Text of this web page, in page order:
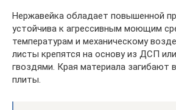
Нержавейка обладает повышенной
устойчива к агрессивным моющим
температурам и механическому
листы крепятся на основу из ДСП
гвоздями. Края материала загибают
плиты.